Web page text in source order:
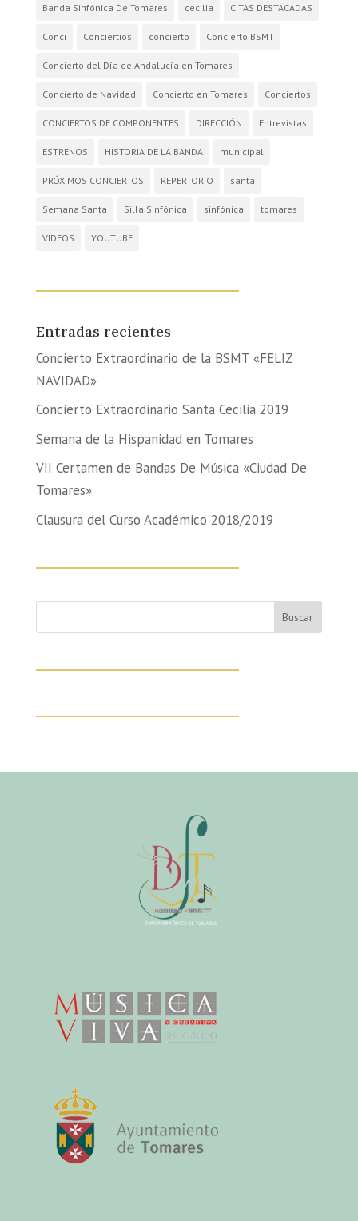
Banda Sinfónica De Tomares cecilia CITAS DESTACADAS
Conci Conciertios concierto Concierto BSMT
Concierto del Día de Andalucía en Tomares
Concierto de Navidad Concierto en Tomares Conciertos
CONCIERTOS DE COMPONENTES DIRECCIÓN Entrevistas
ESTRENOS HISTORIA DE LA BANDA municipal
PRÓXIMOS CONCIERTOS REPERTORIO santa
Semana Santa Silla Sinfónica sinfónica tomares
VIDEOS YOUTUBE
Entradas recientes
Concierto Extraordinario de la BSMT «FELIZ
NAVIDAD»
Concierto Extraordinario Santa Cecilia 2019
Semana de la Hispanidad en Tomares
VII Certamen de Bandas De Música «Ciudad De
Tomares»
Clausura del Curso Académico 2018/2019